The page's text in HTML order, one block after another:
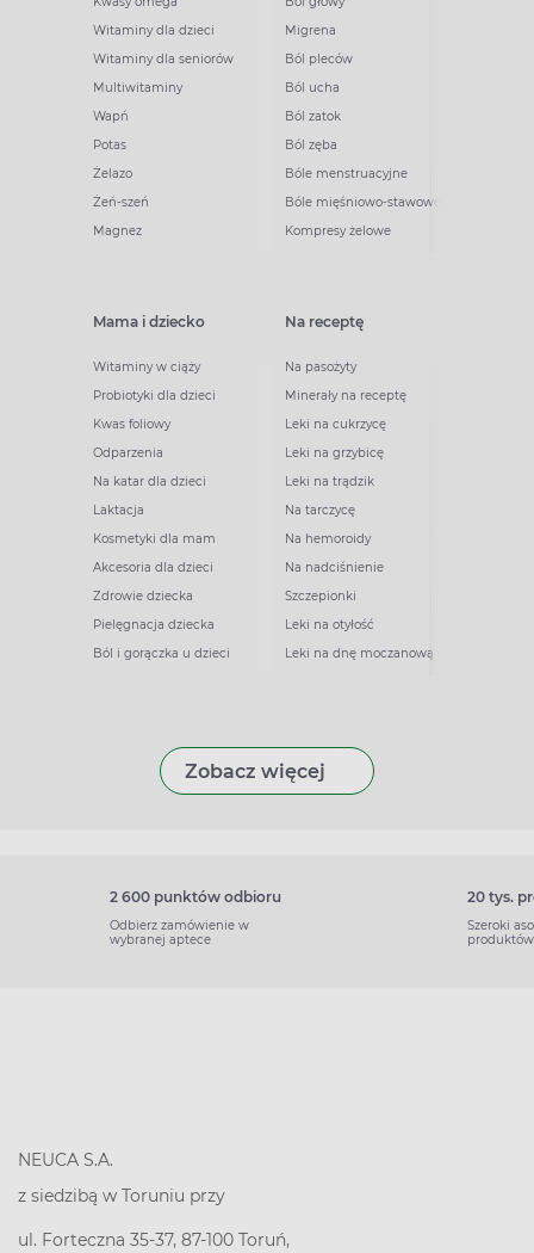
Witaminy dla dzieci
Witaminy dla seniorów
Multiwitaminy
Wapń
Potas
Żelazo
Żeń-szeń
Magnez
Migrena
Ból pleców
Ból ucha
Ból zatok
Ból zęba
Bóle menstruacyjne
Bóle mięśniowo-stawowe
Kompresy żelowe
Mama i dziecko
Witaminy w ciąży
Probiotyki dla dzieci
Kwas foliowy
Odparzenia
Na katar dla dzieci
Laktacja
Kosmetyki dla mam
Akcesoria dla dzieci
Zdrowie dziecka
Pielęgnacja dziecka
Ból i gorączka u dzieci
Na receptę
Na pasożyty
Minerały na receptę
Leki na cukrzycę
Leki na grzybicę
Leki na trądzik
Na tarczycę
Na hemoroidy
Na nadciśnienie
Szczepionki
Leki na otyłość
Leki na dnę moczanową
Zobacz więcej
2 600 punktów odbioru
Odbierz zamówienie w
wybranej aptece
20 tys.
Szeroki
produktów
NEUCA S.A.
z siedzibą w Toruniu przy
ul. Forteczna 35-37, 87-100 Toruń,